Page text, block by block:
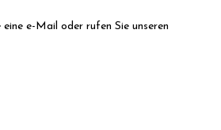
e-Mail oder rufen Sie unseren